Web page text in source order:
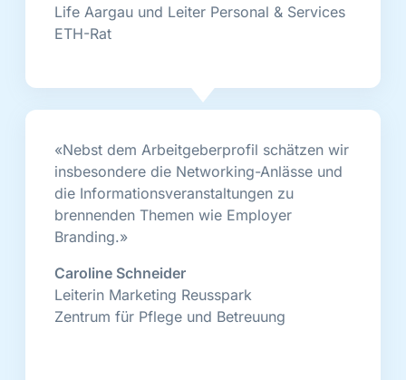
Life Aargau und Leiter Personal & Services
ETH-Rat
«Nebst dem Arbeitgeberprofil schätzen wir
insbesondere die Networking-Anlässe und
die Informationsveranstaltungen zu
brennenden Themen wie Employer
Branding.»
Caroline Schneider
Leiterin Marketing Reusspark
Zentrum für Pflege und Betreuung